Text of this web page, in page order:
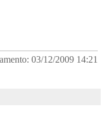
03/12/2009 14:21